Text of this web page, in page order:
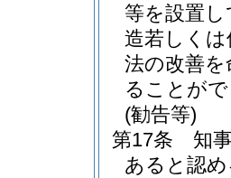
等を設置
造若しく
法の改善
ることが
(勧告等)
第17条
知
あると認